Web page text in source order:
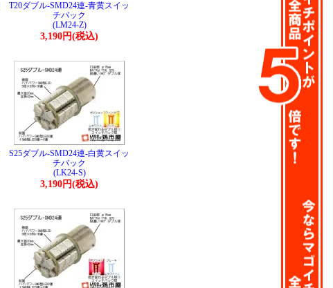
T20ダブル-SMD24連-青黄スイッ
チバック
(LM24-Z)
3,190円(税込)
S25ダブル-SMD24連-白黄スイッ
チバック
(LK24-S)
3,190円(税込)